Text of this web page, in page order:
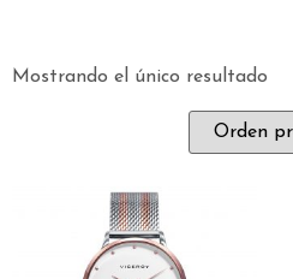
Mostrando el único resultado